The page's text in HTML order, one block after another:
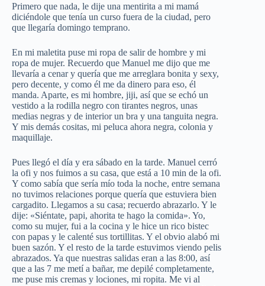
Primero que nada, le dije una mentirita a mi mamá
diciéndole que tenía un curso fuera de la ciudad, pero
que llegaría domingo temprano.
En mi maletita puse mi ropa de salir de hombre y mi
ropa de mujer. Recuerdo que Manuel me dijo que me
llevaría a cenar y quería que me arreglara bonita y sexy,
pero decente, y como él me da dinero para eso, él
manda. Aparte, es mi hombre, jiji, así que se echó un
vestido a la rodilla negro con tirantes negros, unas
medias negras y de interior un bra y una tanguita negra.
Y mis demás cositas, mi peluca ahora negra, colonia y
maquillaje.
Pues llegó el día y era sábado en la tarde. Manuel cerró
la ofi y nos fuimos a su casa, que está a 10 min de la ofi.
Y como sabía que sería mío toda la noche, entre semana
no tuvimos relaciones porque quería que estuviera bien
cargadito. Llegamos a su casa; recuerdo abrazarlo. Y le
dije: «Siéntate, papi, ahorita te hago la comida». Yo,
como su mujer, fui a la cocina y le hice un rico bistec
con papas y le calenté sus tortillitas. Y el obvio alabó mi
buen sazón. Y el resto de la tarde estuvimos viendo pelis
abrazados. Ya que nuestras salidas eran a las 8:00, así
que a las 7 me metí a bañar, me depilé completamente,
me puse mis cremas y lociones, mi ropita. Me vi al